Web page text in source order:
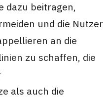
dazu beitragen,
und die Nutzer
an die
zu schaffen, die
als auch die